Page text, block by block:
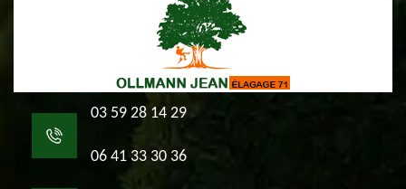
03 59 28 14 29
06 41 33 30 36